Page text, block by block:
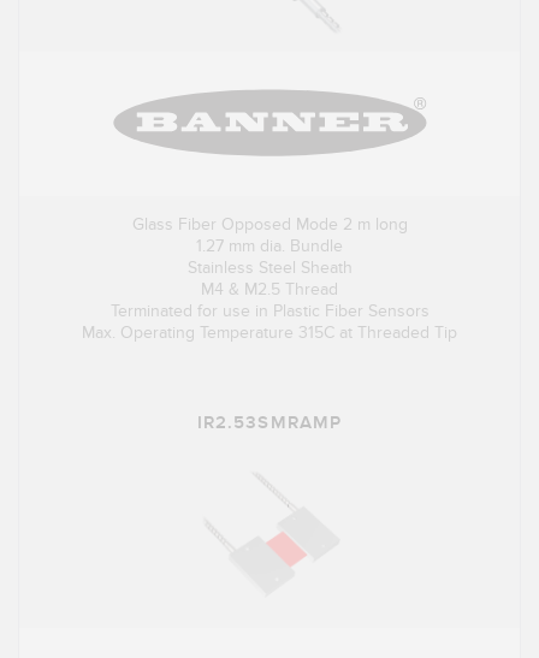
Glass Fiber Opposed Mode 2 m long
1.27 mm dia. Bundle
Stainless Steel Sheath
M4 & M2.5 Thread
Terminated for use in Plastic Fiber Sensors
Max. Operating Temperature 315C at Threaded Tip
IR2.53SMRAMP